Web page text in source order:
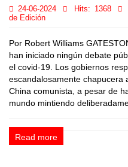
24-06-2024 Hits: 1368
de Edición
Por Robert Williams
han iniciado ningún debate
el covid-19. Los gobiernos
escandalosamente chapucera
China comunista, a pesar de
mundo mintiendo
Read more